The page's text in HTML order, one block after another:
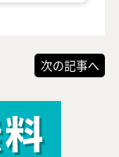
次の記事へ